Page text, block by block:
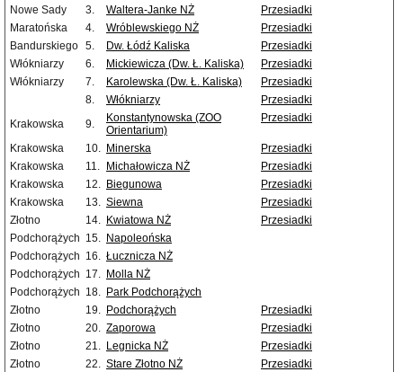
Nowe Sady
3. Waltera-Janke NŻ
Przesiadki
Maratońska
4. Wróblewskiego NŻ
Przesiadki
Bandurskiego 5. Dw. Łódź Kaliska
Przesiadki
Włókniarzy
6. Mickiewicza (Dw. Ł. Kaliska)
Przesiadki
Włókniarzy
7. Karolewska (Dw. Ł. Kaliska)
Przesiadki
8.
Włókniarzy
Przesiadki
Krakowska
9.
Konstantynowska (ZOO
Orientarium)
Przesiadki
Krakowska 10. Minerska
Przesiadki
Krakowska
11. Michałowicza NŻ
Przesiadki
Krakowska
12. Biegunowa
Przesiadki
Krakowska
13. Siewna
Przesiadki
Złotno
14. Kwiatowa NŻ
Przesiadki
Podchorążych 15. Napoleońska
Podchorążych 16. Łucznicza NŻ
Podchorążych 17. Molla NŻ
Podchorążych 18. Park Podchorążych
Złotno
19. Podchorążych
Przesiadki
Złotno
20. Zaporowa
Przesiadki
Złotno
21. Legnicka NŻ
Przesiadki
Złotno
22. Stare Złotno NŻ
Przesiadki